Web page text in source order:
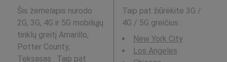
Šis žemėlapis nurodo
2G, 3G, 4G ir 5G mobiliųjų
tinklų greitį Amarillo,
Potter County,
Teksasas . Taip pat
Taip pat žiūrėkite 3G /
4G / 5G greičius :
New York City
Los Angeles